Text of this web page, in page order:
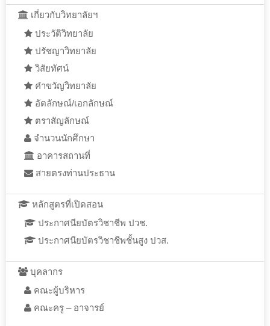
เกี่ยวกับวิทยาลัยฯ
ประวัติวิทยาลัย
ปรัชญาวิทยาลัย
วิสัยทัศน์
คำขวัญวิทยาลัย
อัตลักษณ์/เอกลักษณ์
ตราสัญลักษณ์
จำนวนนักศึกษา
อาคารสถานที่
สายตรงท่านประธาน
หลักสูตรที่เปิดสอน
ประกาศนียบัตรวิชาชีพ ปวช.
ประกาศนียบัตรวิชาชีพชั้นสูง ปวส.
บุคลากร
คณะผู้บริหาร
คณะครู – อาจารย์